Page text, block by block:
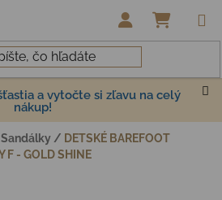
a vytočte si zľavu na celý
nákup!
Sandálky / DETSKÉ BAREFOOT
F - GOLD SHINE